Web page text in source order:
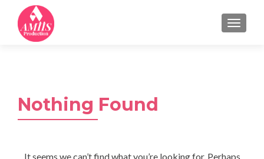
MENU
Nothing Found
It seems we can’t find what you’re looking for. Perhaps